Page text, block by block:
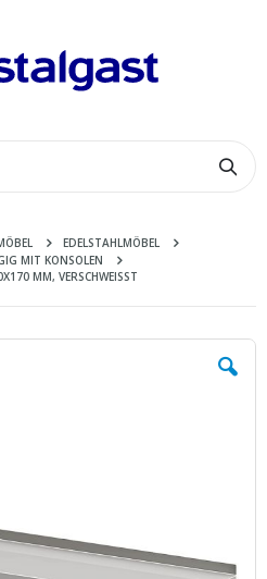
EDELSTAHLMÖBEL
MIT KONSOLEN
MM, VERSCHWEISST